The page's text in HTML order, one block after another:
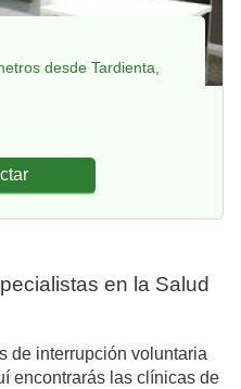
desde Tardienta,
en la Salud
de interrupción voluntaria
encontrarás las clínicas de